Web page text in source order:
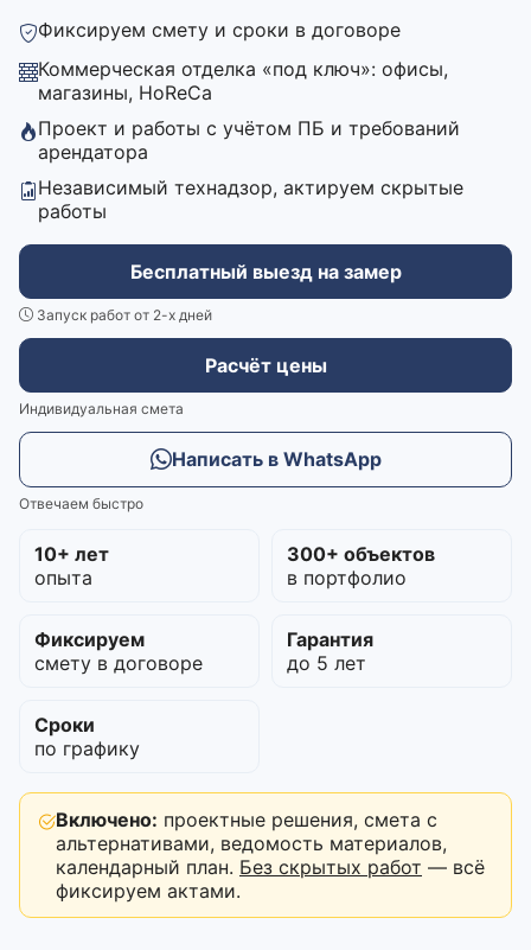
Фиксируем смету и сроки в договоре
Коммерческая отделка «под ключ»: офисы,
магазины, HoReCa
Проект и работы с учётом ПБ и требований
арендатора
Независимый технадзор, актируем скрытые
работы
Бесплатный выезд на замер
Запуск работ от 2-х дней
Расчёт цены
Индивидуальная смета
Написать в WhatsApp
Отвечаем быстро
10+ лет
опыта
300+ объектов
в портфолио
Фиксируем
смету в договоре
Гарантия
до 5 лет
Сроки
по графику
Включено: проектные решения, смета с
альтернативами, ведомость материалов,
календарный план. Без скрытых работ — всё
фиксируем актами.